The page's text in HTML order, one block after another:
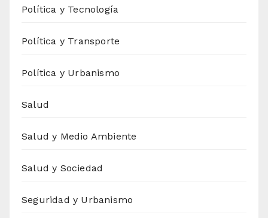
Política y Tecnología
Política y Transporte
Política y Urbanismo
Salud
Salud y Medio Ambiente
Salud y Sociedad
Seguridad y Urbanismo